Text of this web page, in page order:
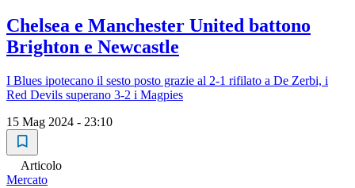
Chelsea e Manchester United battono
Brighton e Newcastle
I Blues ipotecano il sesto posto grazie al 2-1 rifilato a De Zerbi, i
Red Devils superano 3-2 i Magpies
15 Mag 2024 - 23:10
Articolo
Mercato